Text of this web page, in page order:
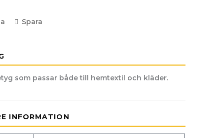
Spara
som passar både till hemtextil och kläder.
INFORMATION